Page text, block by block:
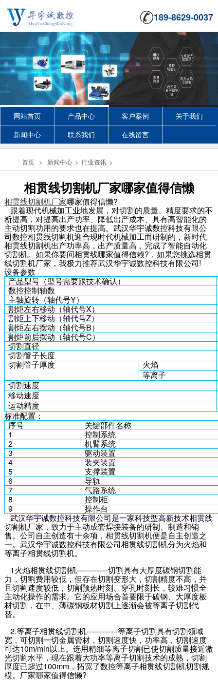
189-8629-0037
网站首页 产品中心 客户案例
关于我们
新闻中心
联系我们 在线留言
首页 > 新闻中心 > 行业资讯 >
相贯线切割机厂家哪家值得信懒
相贯线切割机厂家哪家值得信懒?
跟着现代机械加工业地发展，对切割的质量、精度要求的不
断提高，对提高出产功率、降低出产成本、具有高智能化的
主动切割功用的要求也在提高。武汉华宇诚数控科技有限公
司数控相贯线切割机迎合现时代机械加工而研制的，新时代
相贯线切割机出产功率高，出产质量高，完成了智能自动化
切割机。如果你要问相贯线哪家值得信赖?，如果您挑选相贯
线切割机厂家，我极力推荐武汉华宇诚数控科技有限公司!
设备参数
产品型号（型号需要跟技术确认）
数控控制轴数
主轴旋转（轴代号Y）
割炬左右移动（轴代号X）
割炬上下移动（轴代号Z）
割炬左右摆动（轴代号B）
割炬前后摆动（轴代号C）
切割直径
切割管子长度
切割管子厚度
火焰
等离子
切割速度
移动速度
运动精度
标准配置：
序号
关键部件名称
1
控制系统
2
机臂系统
3
驱动装置
4
装夹装置
5
支撑装置
6
导轨
7
气路系统
8
控制柜
9
操作台
武汉华宇诚数控科技有限公司是一家科技型高新技术相贯线
切割机厂家，致力于主动成套焊接装备的研制、制造和销
售。公司自主创造有十余项，相贯线切割机便是自主创造之
一。武汉华宇诚数控科技有限公司相贯线切割机分为火焰和
等离子相贯线切割机。
1火焰相贯线切割机————切割具有大厚度碳钢切割能
力，切割费用较低，但存在切割变形大，切割精度不高，并
且切割速度较低，切割预热时刻、穿孔时刻长，较难习惯全
主动化操作的需求。它的应用场合首要限于碳钢、大厚度板
材切割，在中、薄碳钢板材切割上逐渐会被等离子切割代
替。
2.等离子相贯线切割机————等离子切割具有切割领域
宽，可切割一切金属管材，切割速度快，功率高，切割速度
可达10m/min以上。选用精细等离子切割已使切割质量接近激
光切割水平，现在跟着大功率等离子切割技术的成熟，切割
厚度已超过100mm，拓宽了数控等离子相贯线切割机切割规
模。厂家哪家值得信懒?